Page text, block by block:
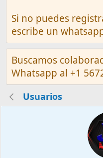
Si no puedes
escribe un
Buscamos
Whatsapp al +1
Usuarios